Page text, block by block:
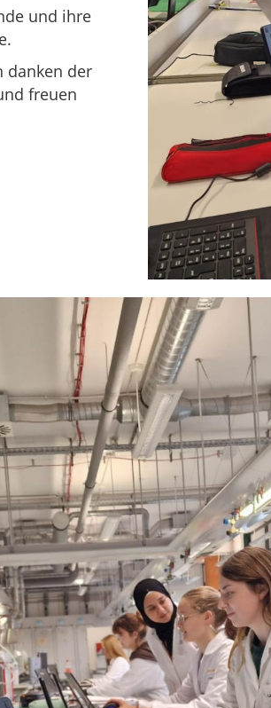
und ihre
danken der
freuen